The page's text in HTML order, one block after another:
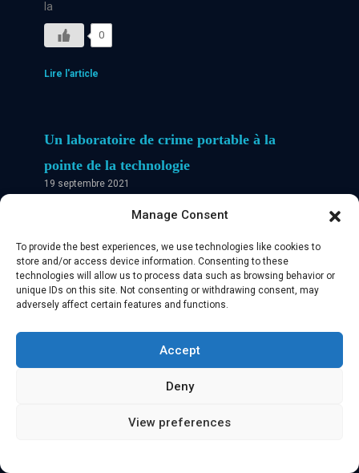
Manage Consent
To provide the best experiences, we use technologies like cookies to
store and/or access device information. Consenting to these
technologies will allow us to process data such as browsing behavior or
unique IDs on this site. Not consenting or withdrawing consent, may
adversely affect certain features and functions.
Accept
Deny
View preferences
la
0
Lire l'article
Un laboratoire de crime portable à la
pointe de la technologie
19 septembre 2021
La première femme biologiste médico-légale du
0
Lire l'article
“Avec le sang dans l’œil” Bioarchéologie et
“Avec du sang dans l’œil”. Romano et al. Axe 1